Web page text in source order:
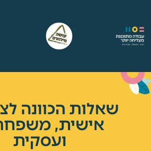
שאלות הכוונה
אישית,
ועסקית